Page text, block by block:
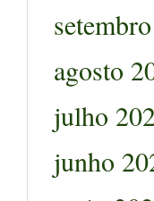
agosto
julho
junho